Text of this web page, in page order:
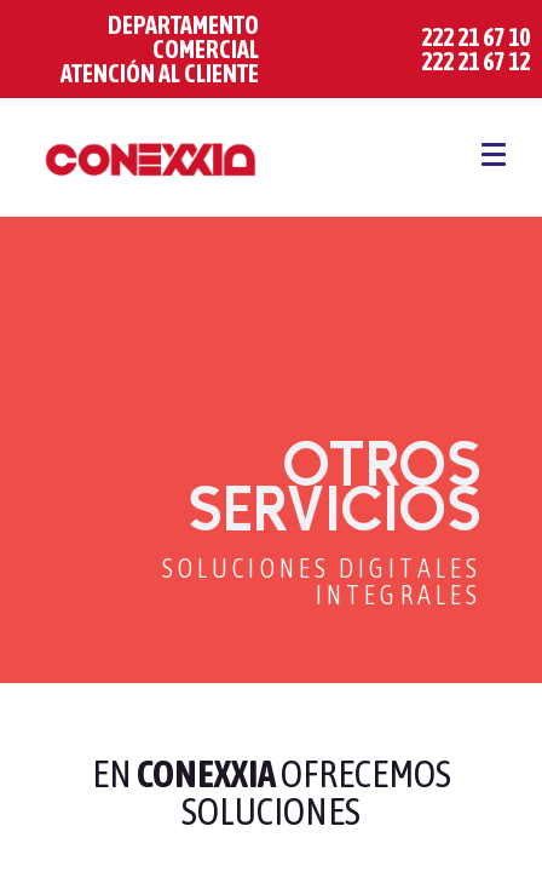
DEPARTAMENTO
COMERCIAL
ATENCIÓN AL CLIENTE
222 21 67 10
222 21 67 12
OTROS
SERVICIOS
SOLUCIONES DIGITALES
INTEGRALES
EN CONEXXIAOFRECEMOS
SOLUCIONES